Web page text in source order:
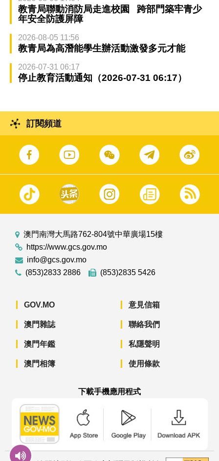
教青局聯動消防局走進校園 跨部門築牢青少
年安全防護屏障
2026-08-05 11:56
教青局為高潛能學生辦活動激發多元才能
2026-07-31 06:17
停止教育活動通知（2026-07-31 06:17）
訂閱頻道
澳門南灣大馬路762-804號中華廣場15樓
https://www.gcs.gov.mo
info@gcs.gov.mo
(853)2833 2886
(853)2835 5426
GOV.MO
澳門雜誌
澳門年鑑
澳門相簿
意見信箱
聯絡我們
私隱聲明
使用條款
下載手機應用程式